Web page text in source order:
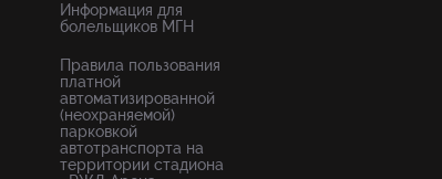
Информация для
болельщиков МГН
Правила пользования
платной
автоматизированной
(неохраняемой)
парковкой
автотранспорта на
территории стадиона